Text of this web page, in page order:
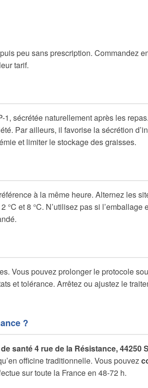
peu sans prescription. Commandez
tarif.
1, sécrétée naturellement après les
Par ailleurs, il favorise la sécrétion
et limiter le stockage des graisses.
à la même heure. Alternez les
°C et 8 °C. N’utilisez pas si
Vous pouvez prolonger le protocole
et tolérance. Arrêtez ou ajustez le
?
santé 4 rue de la Résistance, 44250
officine traditionnelle. Vous pouvez
sur toute la France en 48-72 h.